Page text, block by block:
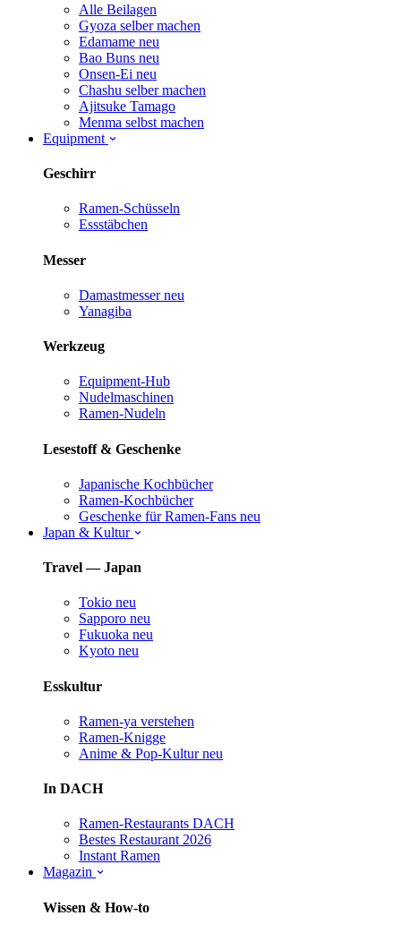
Alle Beilagen
Gyoza selber machen
Edamame neu
Bao Buns neu
Onsen-Ei neu
Chashu selber machen
Ajitsuke Tamago
Menma selbst machen
Equipment
Geschirr
Ramen-Schüsseln
Essstäbchen
Messer
Damastmesser neu
Yanagiba
Werkzeug
Equipment-Hub
Nudelmaschinen
Ramen-Nudeln
Lesestoff & Geschenke
Japanische Kochbücher
Ramen-Kochbücher
Geschenke für Ramen-Fans neu
Japan & Kultur
Travel — Japan
Tokio neu
Sapporo neu
Fukuoka neu
Kyoto neu
Esskultur
Ramen-ya verstehen
Ramen-Knigge
Anime & Pop-Kultur neu
In DACH
Ramen-Restaurants DACH
Bestes Restaurant 2026
Instant Ramen
Magazin
Wissen & How-to